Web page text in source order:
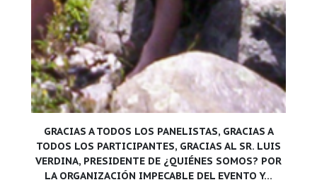
GRACIAS A TODOS LOS PANELISTAS, GRACIAS A
TODOS LOS PARTICIPANTES, GRACIAS AL SR. LUIS
VERDINA, PRESIDENTE DE ¿QUIÉNES SOMOS? POR
LA ORGANIZACIÓN IMPECABLE DEL EVENTO Y…